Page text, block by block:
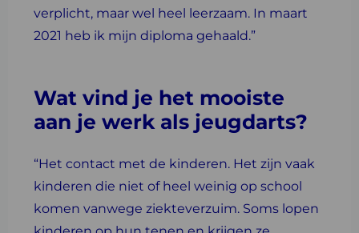
verplicht, maar wel heel leerzaam. In maart
2021 heb ik mijn diploma gehaald.”
Wat vind je het mooiste
aan je werk als jeugdarts?
“Het contact met de kinderen. Het zijn vaak
kinderen die niet of heel weinig op school
komen vanwege ziekteverzuim. Soms lopen